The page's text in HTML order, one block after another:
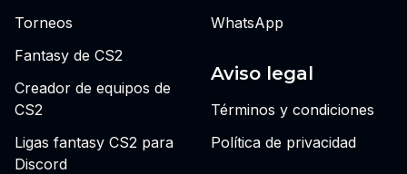
Torneos
Fantasy de CS2
Creador de equipos de
CS2
Ligas fantasy CS2 para
Discord
WhatsApp
Aviso legal
Términos y condiciones
Política de privacidad